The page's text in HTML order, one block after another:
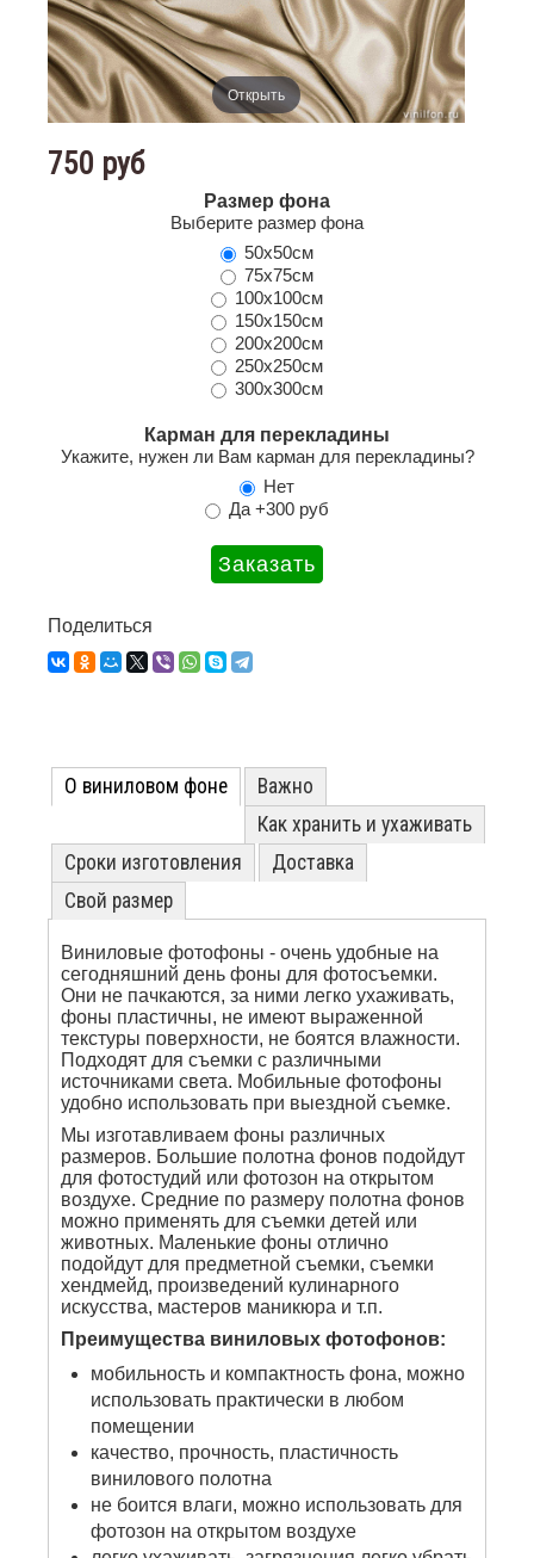
Открыть
750 руб
Размер фона
Выберите размер фона
50х50см
75х75см
100х100см
150х150см
200х200см
250х250см
300х300см
Карман для перекладины
Укажите, нужен ли Вам карман для перекладины?
Нет
Да +300 руб
Поделиться
О виниловом фоне
Важно
Как хранить и ухаживать
Сроки изготовления
Доставка
Свой размер
Виниловые фотофоны - очень удобные на
сегодняшний день фоны для фотосъемки.
Они не пачкаются, за ними легко ухаживать,
фоны пластичны, не имеют выраженной
текстуры поверхности, не боятся влажности.
Подходят для съемки с различными
источниками света. Мобильные фотофоны
удобно использовать при выездной съемке.
Мы изготавливаем фоны различных
размеров. Большие полотна фонов подойдут
для фотостудий или фотозон на открытом
воздухе. Средние по размеру полотна фонов
можно применять для съемки детей или
животных. Маленькие фоны отлично
подойдут для предметной съемки, съемки
хендмейд, произведений кулинарного
искусства, мастеров маникюра и т.п.
Преимущества виниловых фотофонов:
мобильность и компактность фона, можно
использовать практически в любом
помещении
качество, прочность, пластичность
винилового полотна
не боится влаги, можно использовать для
фотозон на открытом воздухе